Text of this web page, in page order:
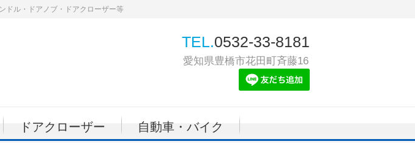
ドル・ドアノブ・ドアクローザー等
TEL.0532-33-8181
愛知県豊橋市花田町斉藤16
ドアクローザー 自動車・バイク